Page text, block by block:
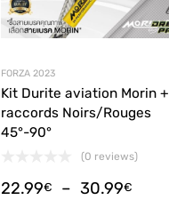
FORZA 2023
Kit Durite aviation Morin +
raccords Noirs/Rouges
45°-90°
(0 reviews)
22.99€ – 30.99€